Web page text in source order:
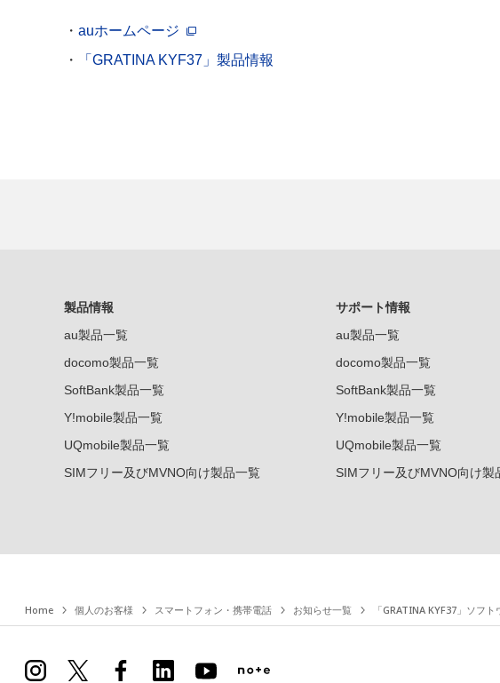
auホームページ
「GRATINA KYF37」製品情報
製品情報
au製品一覧
docomo製品一覧
SoftBank製品一覧
Y!mobile製品一覧
UQmobile製品一覧
SIMフリー及びMVNO向け製品一覧
サポート情報
au製品一覧
docomo製品一覧
SoftBank製品一覧
Y!mobile製品一覧
UQmobile製品一覧
SIMフリー及びMVNO向け製
Home 個人のお客様 スマートフォン・携帯電話 お知らせ一覧 「GRATINA KYF37」ソフ